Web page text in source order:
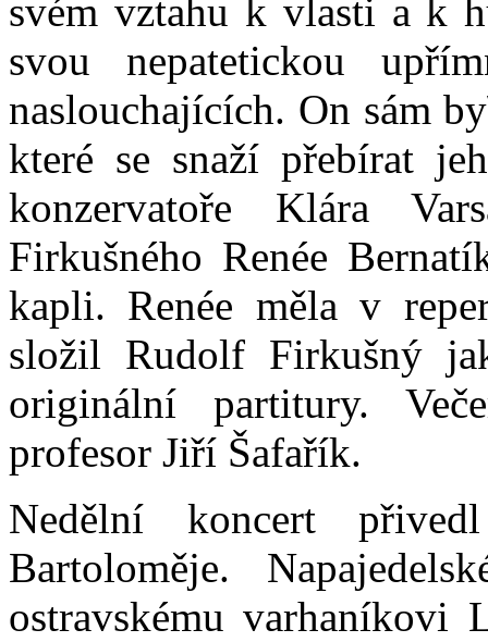
svém vztahu k vlasti a k
svou nepatetickou
naslouchajících. On sám
které se snaží přebírat
konzervatoře Klára
Firkušného Renée
kapli. Renée měla v
složil Rudolf Firkušný
originální partitury.
profesor Jiří Šafařík.
Nedělní koncert
Bartoloměje.
ostravskému varhaníkovi